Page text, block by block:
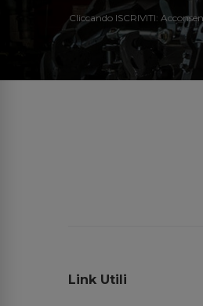
Cliccando ISCRIVITI:
Link Utili